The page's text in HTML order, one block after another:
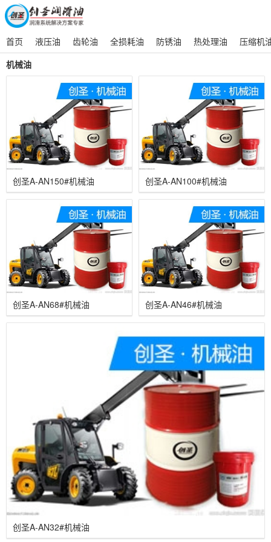
首页 液压油 齿轮油 全损耗油 防锈油 热处理油
压缩机
机械油
创圣A-AN150#机械油 创圣A-AN100#机械油
创圣A-AN68#机械油 创圣A-AN46#机械油
创圣A-AN32#机械油